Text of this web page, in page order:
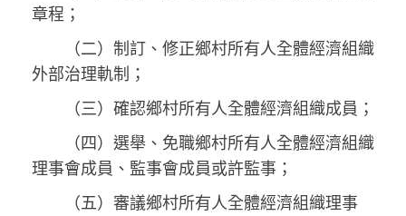
章程；
（二）制訂、修正鄉村所有人全體經濟組織
外部治理軌制；
（三）確認鄉村所有人全體經濟組織成員；
（四）選舉、免職鄉村所有人全體經濟組織
理事會成員、監事會成員或許監事；
（五）審議鄉村所有人全體經濟組織理事